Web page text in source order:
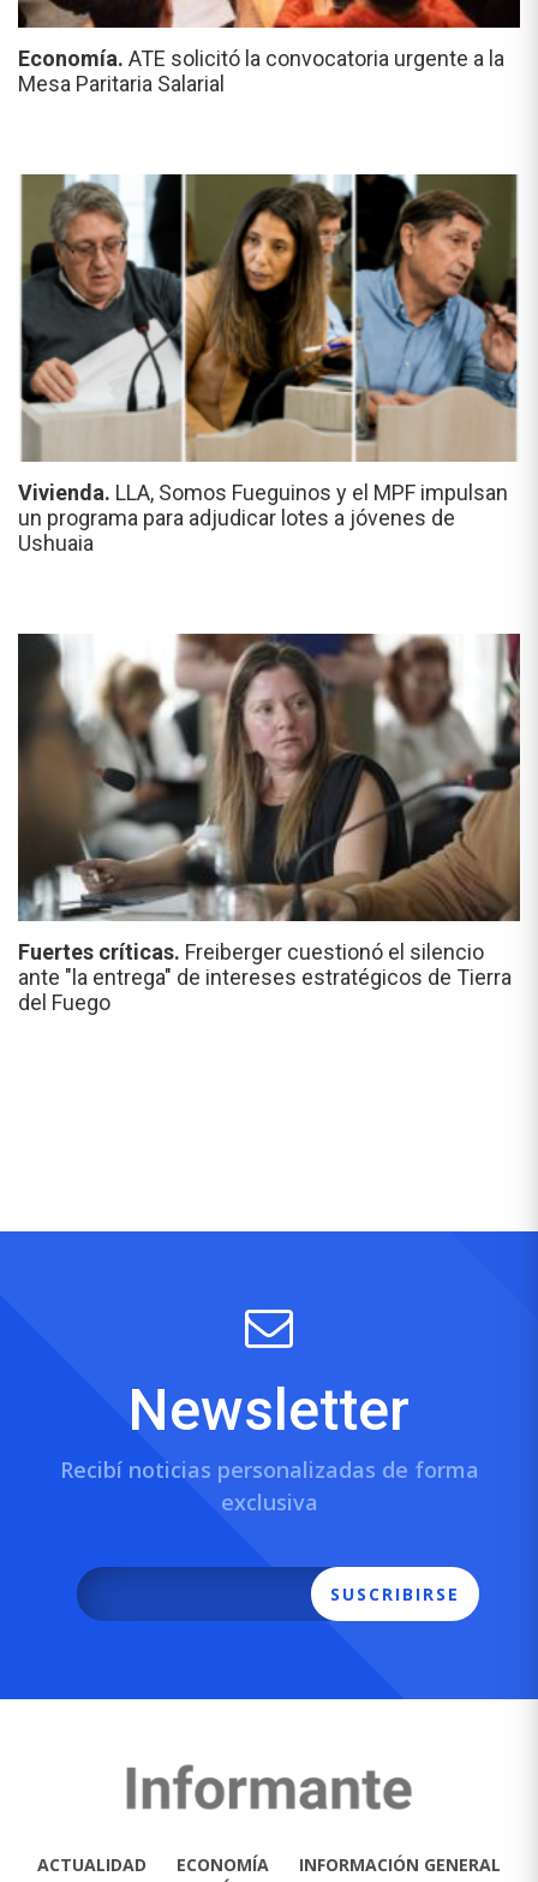
Economía. ATE solicitó la convocatoria urgente a la
Mesa Paritaria Salarial
Vivienda. LLA, Somos Fueguinos y el MPF impulsan
un programa para adjudicar lotes a jóvenes de
Ushuaia
Fuertes críticas. Freiberger cuestionó el silencio
ante "la entrega" de intereses estratégicos de Tierra
del Fuego
Newsletter
Recibí noticias personalizadas de forma
exclusiva
SUSCRIBIRSE
ACTUALIDAD ECONOMÍA
INFORMACIÓN GENERAL